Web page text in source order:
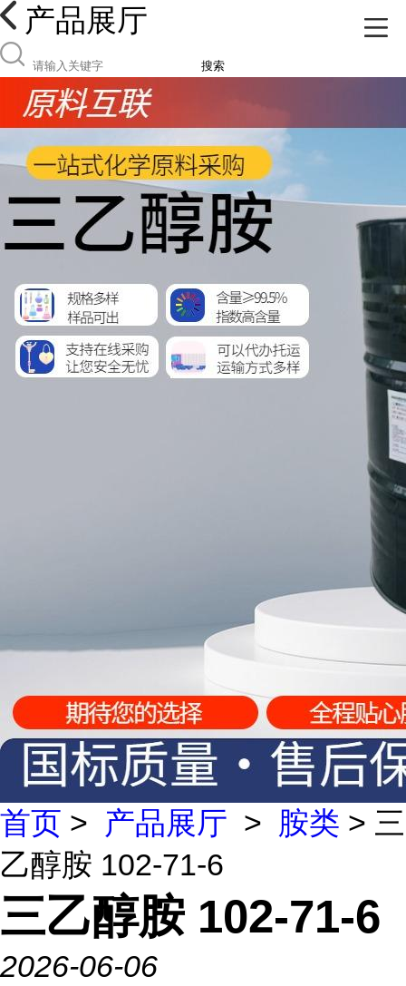
产品展厅
搜索
首页 > 产品展厅 > 胺类 > 三
乙醇胺 102-71-6
三乙醇胺 102-71-6
2026-06-06